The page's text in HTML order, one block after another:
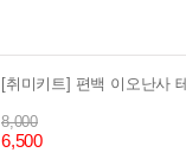
[취미키트] 편백 이오난사
8,000
6,500